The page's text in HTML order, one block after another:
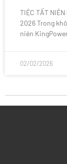
TIỆC TẤT NIÊN
2026 Trong
niên
02/02/2026